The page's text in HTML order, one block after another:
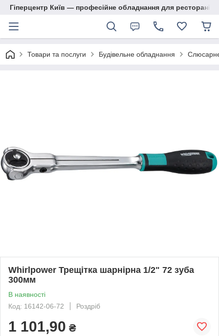
Гіперцентр Київ — професійне обладнання для ресторанів,
Товари та послуги Будівельне обладнання
Whirlpower Трещітка шарнірна 1/2" 72 зуба
300мм
В наявності
Код: 16142-06-72
Роздріб
1 101,90 ₴